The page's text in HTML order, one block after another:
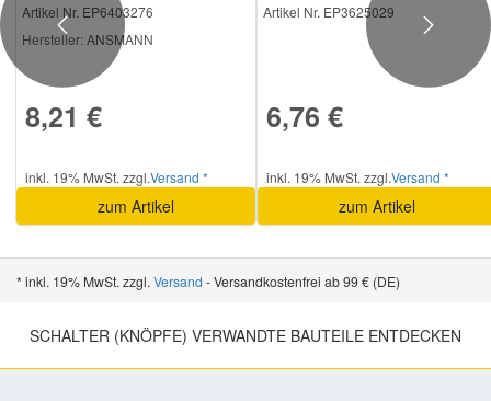
Artikel Nr. EP6403276
Hersteller: ANSMANN
8,21 €
inkl. 19% MwSt. zzgl.Versand *
zum Artikel
Artikel Nr. EP3625029
6,76 €
inkl. 19% MwSt. zzgl.Versand *
zum Artikel
Previous Next
* inkl. 19% MwSt. zzgl. Versand - Versandkostenfrei ab 99 € (DE)
SCHALTER (KNÖPFE) VERWANDTE BAUTEILE ENTDECKEN
Volvo Ersatzteile